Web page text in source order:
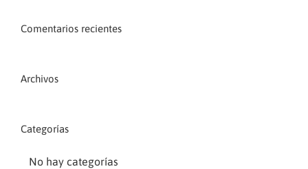
Comentarios recientes
Archivos
Categorías
No hay categorías